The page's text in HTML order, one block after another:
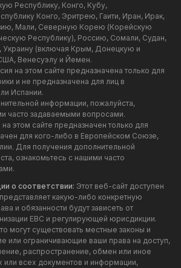
Республику, Конго, Кубу,
Конго, Эритрею, Гаити, Иран, Ирак,
Мали, Северную Корею (Корейскую
Республику), Россию, Сомали, Судан,
(включая Крым, Донецкую и
Венесуэлу и Йемен.
на этом сайте предназначена только для
и не предназначена для лиц в
Испании.
информации, пожалуйста,
часто задаваемыми вопросами.
этом сайте предназначен только для
для кого-либо в Европейском Союзе,
Для получения дополнительной
ознакомьтесь с нашими часто
о соответствии: Этот веб-сайт доступен
какую-либо конкретную
и обязанности будут зависеть от
EBC и регулирующей юрисдикции.
могут существовать местные законы и
или ограничивающие ваши права на доступ,
распространение, обмен или иное
или всех документов и информации,